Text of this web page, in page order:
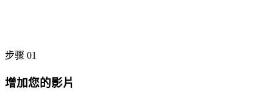
步骤 01
增加您的影片